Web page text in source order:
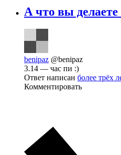
А что вы
benipaz @benipaz
3.14 — час пи :)
Ответ написан более трёх
Комментировать